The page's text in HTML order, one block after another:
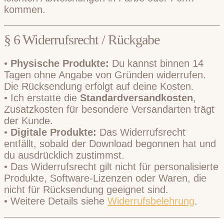
kommen.
§ 6 Widerrufsrecht / Rückgabe
• Physische Produkte: Du kannst binnen 14
Tagen ohne Angabe von Gründen widerrufen.
Die Rücksendung erfolgt auf deine Kosten.
• Ich erstatte die Standardversandkosten,
Zusatzkosten für besondere Versandarten trägt
der Kunde.
• Digitale Produkte: Das Widerrufsrecht
entfällt, sobald der Download begonnen hat und
du ausdrücklich zustimmst.
• Das Widerrufsrecht gilt nicht für personalisierte
Produkte, Software-Lizenzen oder Waren, die
nicht für Rücksendung geeignet sind.
• Weitere Details siehe Widerrufsbelehrung.